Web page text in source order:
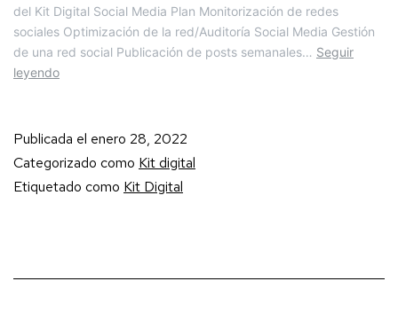
del Kit Digital Social Media Plan Monitorización de redes
sociales Optimización de la red/Auditoría Social Media Gestión
de una red social Publicación de posts semanales… Seguir
leyendo
Publicada el enero 28, 2022
Categorizado como Kit digital
Etiquetado como Kit Digital